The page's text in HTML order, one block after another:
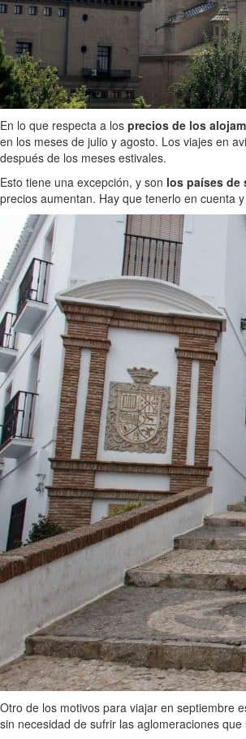
En lo que respecta a los precios de los
en los meses de julio y agosto. Los viajes en
después de los meses estivales.
Esto tiene una excepción, y son los países de
precios aumentan. Hay que tenerlo en cuenta y
Otro de los motivos para viajar en septiembre
sin necesidad de sufrir las aglomeraciones